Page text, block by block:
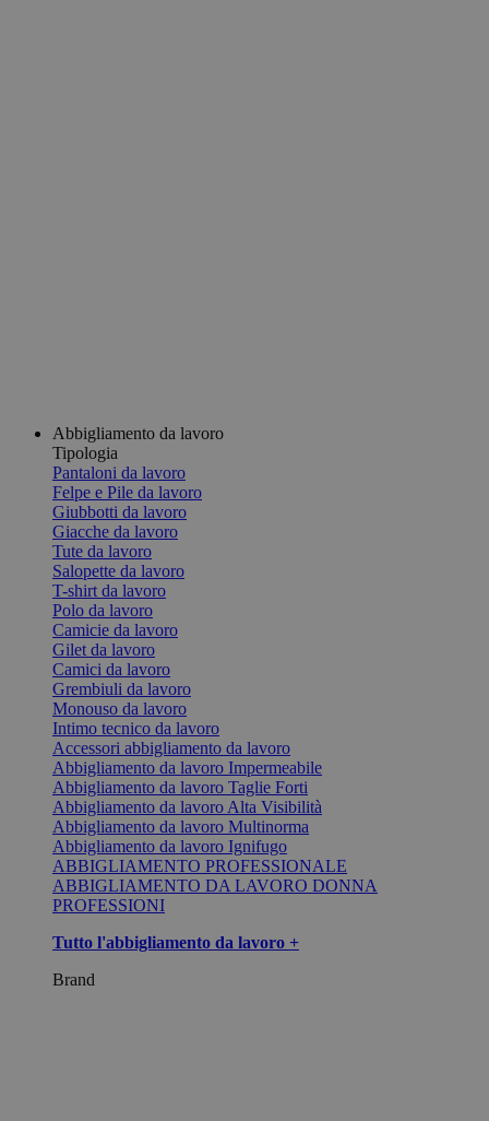
Abbigliamento da lavoro
Tipologia
Pantaloni da lavoro
Felpe e Pile da lavoro
Giubbotti da lavoro
Giacche da lavoro
Tute da lavoro
Salopette da lavoro
T-shirt da lavoro
Polo da lavoro
Camicie da lavoro
Gilet da lavoro
Camici da lavoro
Grembiuli da lavoro
Monouso da lavoro
Intimo tecnico da lavoro
Accessori abbigliamento da lavoro
Abbigliamento da lavoro Impermeabile
Abbigliamento da lavoro Taglie Forti
Abbigliamento da lavoro Alta Visibilità
Abbigliamento da lavoro Multinorma
Abbigliamento da lavoro Ignifugo
ABBIGLIAMENTO PROFESSIONALE
ABBIGLIAMENTO DA LAVORO DONNA
PROFESSIONI
Tutto l'abbigliamento da lavoro +
Brand